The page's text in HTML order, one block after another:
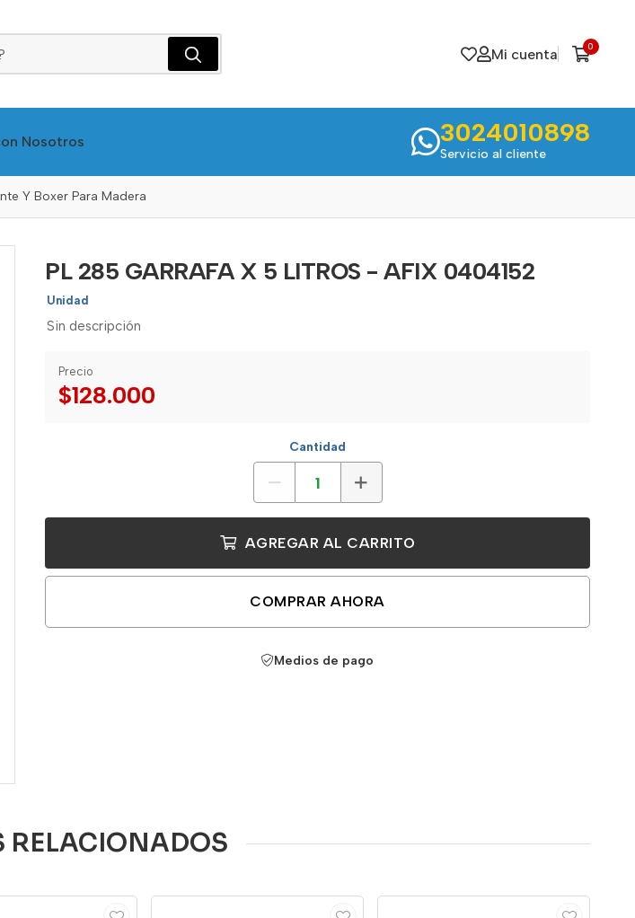
Mi cuenta 0
Nosotros 3024010898
Servicio al cliente
Y Boxer Para Madera
PL 285 GARRAFA X 5 LITROS - AFIX 0404152
Unidad
Sin descripción
Precio
$128.000
Cantidad
AGREGAR AL CARRITO
COMPRAR AHORA
Medios de pago
RELACIONADOS